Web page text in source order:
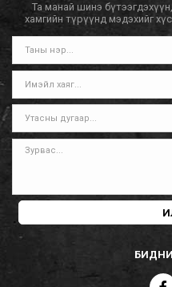
Та манай шинэ
хамгийн түрүүнд мэдэхийг